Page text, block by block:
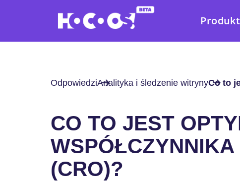
OdpowiedziAnalityka i śledzenie witrynyCo to
CO TO JEST
(CRO)?